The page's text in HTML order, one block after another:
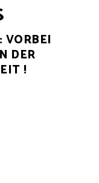
VORBEI
DER
!